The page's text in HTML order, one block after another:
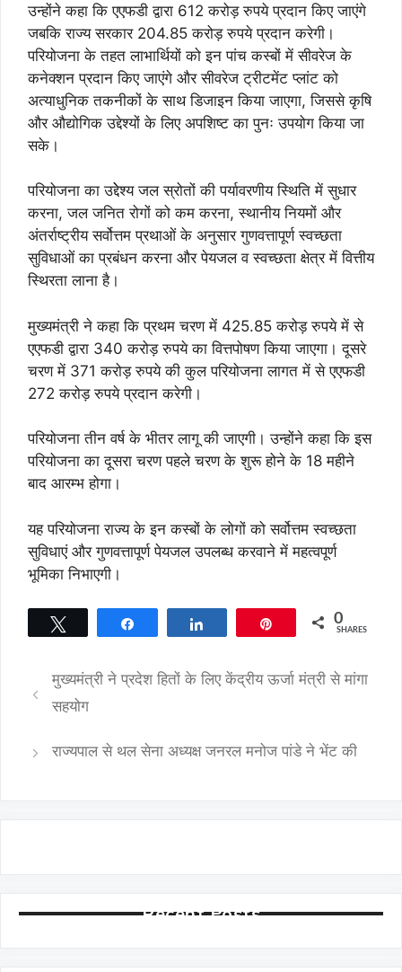
उन्होंने कहा कि एएफडी द्वारा 612 करोड़ रुपये प्रदान किए जाएंगे
जबकि राज्य सरकार 204.85 करोड़ रुपये प्रदान करेगी।
परियोजना के तहत लाभार्थियों को इन पांच कस्बों में सीवरेज के
कनेक्शन प्रदान किए जाएंगे और सीवरेज ट्रीटमेंट प्लांट को
अत्याधुनिक तकनीकों के साथ डिजाइन किया जाएगा, जिससे कृषि
और औद्योगिक उद्देश्यों के लिए अपशिष्ट का पुनः उपयोग किया जा
सके।
परियोजना का उद्देेश्य जल स्रोतों की पर्यावरणीय स्थिति में सुधार
करना, जल जनित रोगों को कम करना, स्थानीय नियमों और
अंतर्राष्ट्रीय सर्वोत्तम प्रथाओं के अनुसार गुणवत्तापूर्ण स्वच्छता
सुविधाओं का प्रबंधन करना और पेयजल व स्वच्छता क्षेत्र में वित्तीय
स्थिरता लाना है।
मुख्यमंत्री ने कहा कि प्रथम चरण में 425.85 करोड़ रुपये में से
एएफडी द्वारा 340 करोड़ रुपये का वित्तपोषण किया जाएगा। दूसरे
चरण में 371 करोड़ रुपये की कुल परियोजना लागत में से एएफडी
272 करोड़ रुपये प्रदान करेगी।
परियोजना तीन वर्ष के भीतर लागू की जाएगी। उन्होंने कहा कि इस
परियोजना का दूसरा चरण पहले चरण के शुरू होने के 18 महीने
बाद आरम्भ होगा।
यह परियोजना राज्य के इन कस्बों के लोगों को सर्वोत्तम स्वच्छता
सुविधाएं और गुणवत्तापूर्ण पेयजल उपलब्ध करवाने में महत्वपूर्ण
भूमिका निभाएगी।
0
SHARES
मुख्यमंत्री ने प्रदेश हितों के लिए केंद्रीय ऊर्जा मंत्री से मांगा
सहयोग
राज्यपाल से थल सेना अध्यक्ष जनरल मनोज पांडे ने भेंट की
Recent Posts